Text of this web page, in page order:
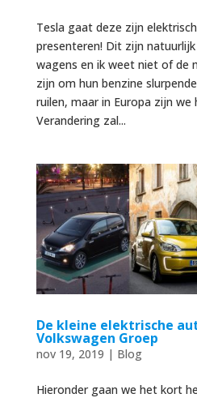
Tesla gaat deze zijn
presenteren! Dit zijn
wagens en ik weet niet of de
zijn om hun benzine
ruilen, maar in Europa zijn we
Verandering zal...
De kleine elektrische
Volkswagen Groep
nov 19, 2019 | Blog
Hieronder gaan we het kort